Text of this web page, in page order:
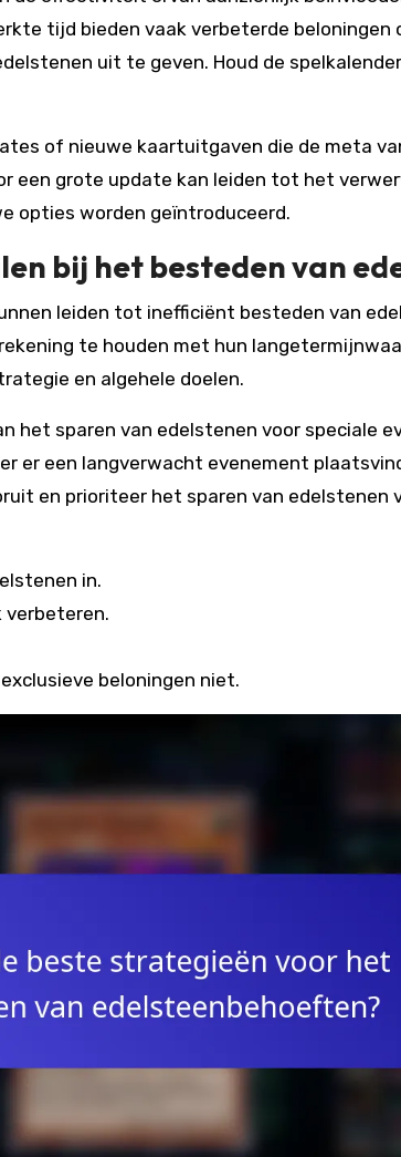
tijd bieden vaak verbeterde beloningen
uit te geven. Houd de
of nieuwe kaartuitgaven die de meta
een grote update kan leiden tot het
opties worden geïntroduceerd.
bij het besteden van
leiden tot inefficiënt besteden van
te houden met hun
en algehele doelen.
het sparen van edelstenen voor speciale
er een langverwacht evenement
en prioriteer het sparen van edelstenen
in.
verbeteren.
beloningen niet.